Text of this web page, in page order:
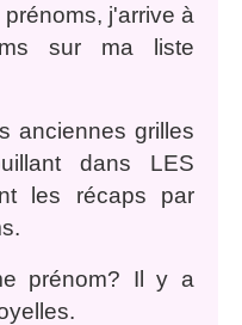
j'arrive à
sur ma liste
anciennes grilles
dans LES
les récaps par
prénom? Il y a